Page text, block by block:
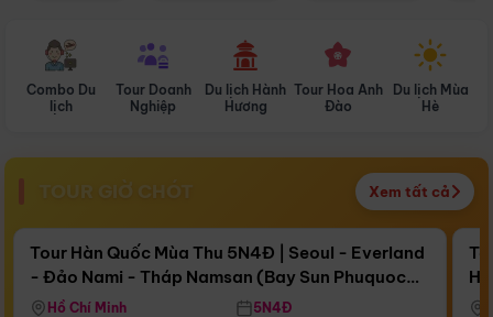
Combo Du
lịch
Tour Doanh
Nghiệp
Du lịch Hành
Hương
Tour Hoa Anh
Đào
Du lịch Mùa
Hè
TOUR GIỜ CHÓT Xem tất cả
Còn16 ngày 11:40:13
Bay Sun Phuquoc Airways
Điểm nổi bật
Tour Hàn Quốc Mùa Thu 5N4Đ | Seoul - Everland
- Đảo Nami - Tháp Namsan (Bay Sun Phuquoc
Airways)
Hồ Chí Minh 5N4Đ